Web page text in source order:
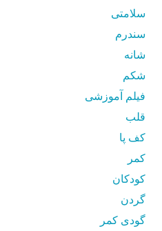
سلامتی
سندرم
شانه
شکم
فیلم آموزشی
قلب
کف پا
کمر
کودکان
گردن
گودی کمر